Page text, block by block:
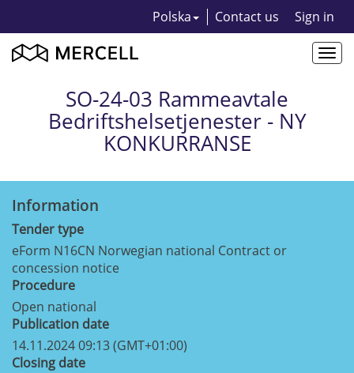
Polska Contact us Sign in
SO-24-03 Rammeavtale
Bedriftshelsetjenester - NY
KONKURRANSE
Information
Tender type
eForm N16CN Norwegian national Contract or
concession notice
Procedure
Open national
Publication date
14.11.2024 09:13 (GMT+01:00)
Closing date